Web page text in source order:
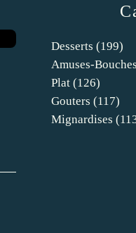
Desserts (199)
Amuses-Bouches
Plat (126)
Gouters (117)
Mignardises